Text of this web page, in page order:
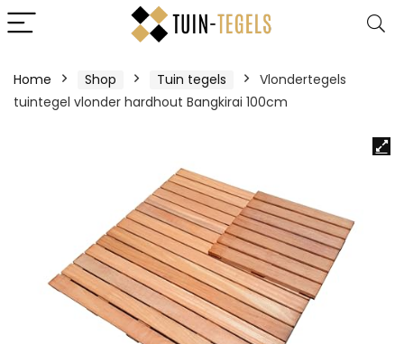
Home Shop Tuin tegels
Vlondertegels
tuintegel vlonder hardhout Bangkirai 100cm